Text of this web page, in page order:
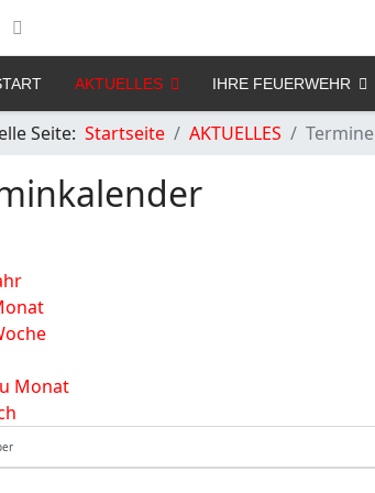
AKTUELLES IHRE FEUERWEHR
Seite: Startseite AKTUELLES Termine
Monat